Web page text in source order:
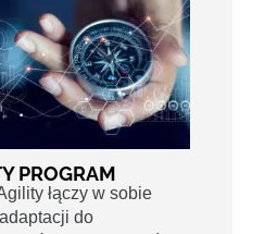
PROGRAM
łączy w sobie
do